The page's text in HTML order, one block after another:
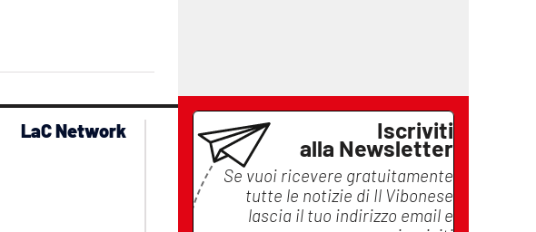
Iscriviti
alla Newsletter
Se vuoi ricevere gratuitamente
tutte le notizie di Il Vibonese
lascia il tuo indirizzo email e
LaC Network
lacplay.it
lactv.it
laconair.it
lacitymag.it
lacapitalenews.it
ilreggino.it
cosenzachannel.it
catanzarochannel.it